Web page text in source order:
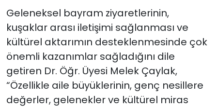
Geleneksel bayram ziyaretlerinin,
kuşaklar arası iletişimi sağlanması ve
kültürel aktarımın desteklenmesinde çok
önemli kazanımlar sağladığını dile
getiren Dr. Öğr. Üyesi Melek Çaylak,
“Özellikle aile büyüklerinin, genç nesillere
değerler, gelenekler ve kültürel miras